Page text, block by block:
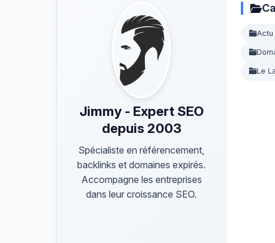
Jimmy - Expert SEO
depuis 2003
Spécialiste en référencement,
backlinks et domaines expirés.
Accompagne les entreprises
dans leur croissance SEO.
Actu
Le